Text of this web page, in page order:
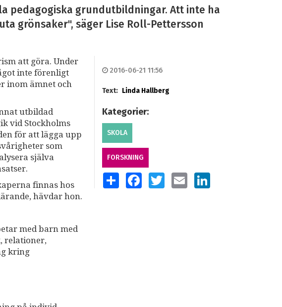
pedagogiska grundutbildningar. Att inte ha
grönsaker", säger Lise Roll-Pettersson
att göra. Under
inte förenligt
inom ämnet och
utbildad
vid Stockholms
för att lägga upp
som
själva
finnas hos
hävdar hon.
med barn med
relationer,
kring
2016-06-21 11:56
Text: Linda Hallberg
Kategorier:
SKOLA
FORSKNING
SHARE FACEBOOKTWITTEREMAIL LINKEDIN